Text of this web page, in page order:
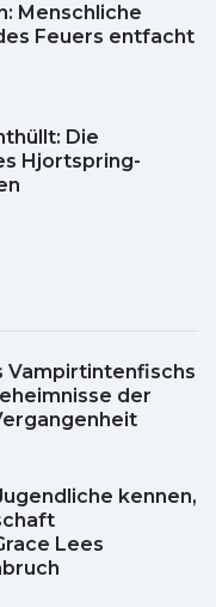
Menschliche
Feuers entfacht
Die
Hjortspring-
Vampirtintenfischs
der
kennen,
Lees